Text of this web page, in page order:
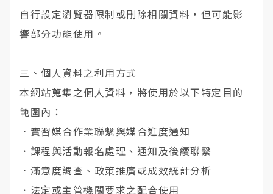
自行設定瀏覽器限制或刪除相關資料，但可能影
響部分功能使用。
三、個人資料之利用方式
本網站蒐集之個人資料，將使用於以下特定目的
範圍內：
． 實習媒合作業聯繫與媒合進度通知
． 課程與活動報名處理、通知及後續聯繫
． 滿意度調查、政策推廣或成效統計分析
． 法定或主管機關要求之配合使用